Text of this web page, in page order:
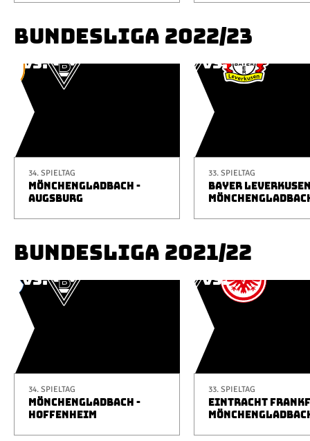
BUNDESLIGA 2022/23
34. SPIELTAG
MÖNCHENGLADBACH -
AUGSBURG
33. SPIELTAG
BAYER
BUNDESLIGA 2021/22
34. SPIELTAG
MÖNCHENGLADBACH -
HOFFENHEIM
33. SPIELTAG
EINTRACHT